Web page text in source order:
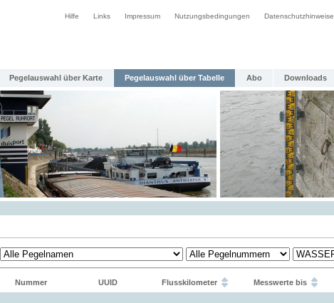
Hilfe Links Impressum Nutzungsbedingungen Datenschutzhinweise
Pegelauswahl über Karte Pegelauswahl über Tabelle Abo Downloads
Nummer UUID Flusskilometer Messwerte bis